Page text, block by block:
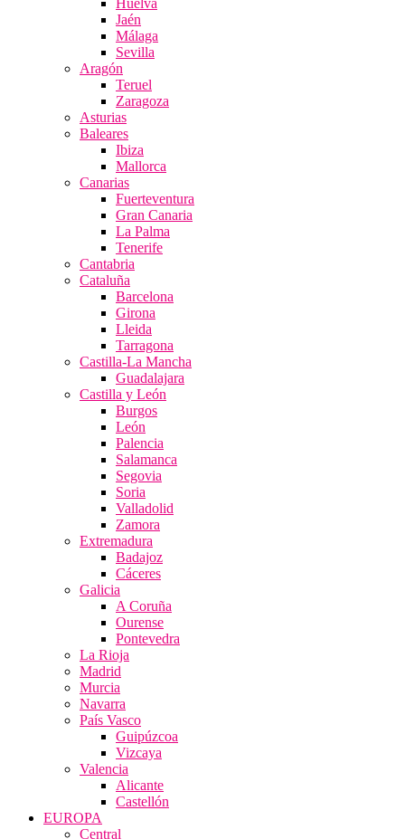
Huelva
Jaén
Málaga
Sevilla
Aragón
Teruel
Zaragoza
Asturias
Baleares
Ibiza
Mallorca
Canarias
Fuerteventura
Gran Canaria
La Palma
Tenerife
Cantabria
Cataluña
Barcelona
Girona
Lleida
Tarragona
Castilla-La Mancha
Guadalajara
Castilla y León
Burgos
León
Palencia
Salamanca
Segovia
Soria
Valladolid
Zamora
Extremadura
Badajoz
Cáceres
Galicia
A Coruña
Ourense
Pontevedra
La Rioja
Madrid
Murcia
Navarra
País Vasco
Guipúzcoa
Vizcaya
Valencia
Alicante
Castellón
EUROPA
Central